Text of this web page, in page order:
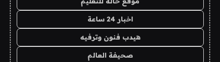
اخبار 24 ساعة
هيدب فنون وترفيه
صحيفة العالم